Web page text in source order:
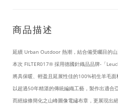
商品描述
延續 Urban Outdoor 熱潮，結合備受矚目的山
本次 FILTER017® 採用德國針織品品牌-「
將具保暖、輕盈且延展性佳的100%初生羊毛面
以超過50年精湛的傳統編織工藝，製作出適合
而經線條簡化之山峰圖像電繡布章，更展現出